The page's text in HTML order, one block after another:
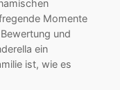
Momente
und
ein
ist, wie es